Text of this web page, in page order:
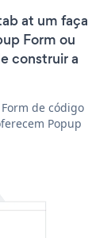
at um faça
Form ou
construir a
de código
Popup